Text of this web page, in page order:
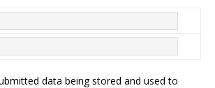
data being stored and used to